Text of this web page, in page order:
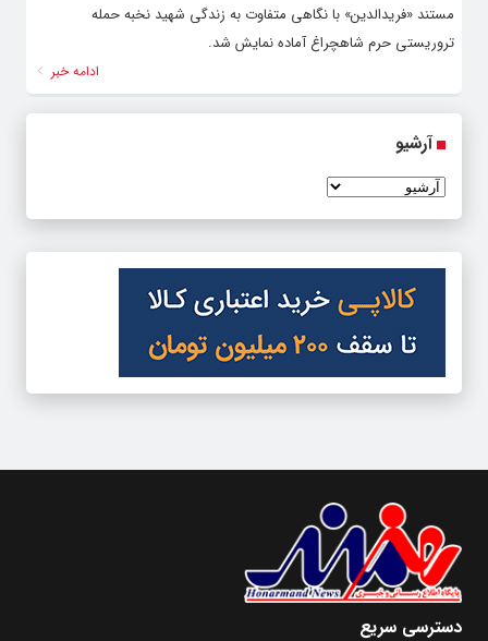
مستند «فریدالدین» با نگاهی متفاوت به زندگی شهید نخبه حمله
تروریستی حرم شاهچراغ آماده نمایش شد.
ادامه خبر
آرشیو
دسترسی سریع